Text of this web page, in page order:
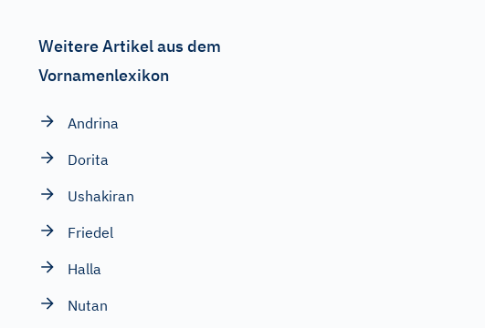
Weitere Artikel aus dem
Vornamenlexikon
Andrina
Dorita
Ushakiran
Friedel
Halla
Nutan